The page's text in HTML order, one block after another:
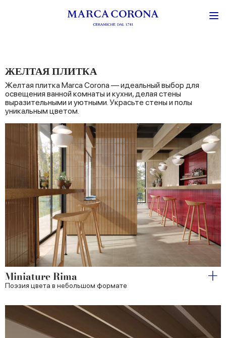
ЖЕЛТАЯ ПЛИТКА
Желтая плитка Marca Corona — идеальный выбор для
освещения ванной комнаты и кухни, делая стены
выразительными и уютными. Украсьте стены и полы
уникальным цветом.
Miniature Rima
Поэзия цвета в небольшом формате